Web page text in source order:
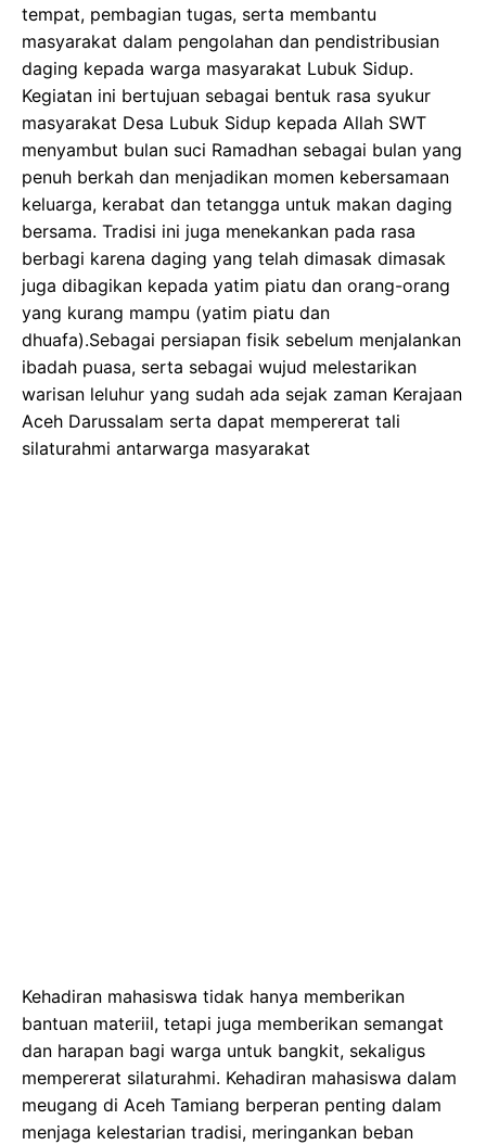
tempat, pembagian tugas, serta membantu
masyarakat dalam pengolahan dan pendistribusian
daging kepada warga masyarakat Lubuk Sidup.
Kegiatan ini bertujuan sebagai bentuk rasa syukur
masyarakat Desa Lubuk Sidup kepada Allah SWT
menyambut bulan suci Ramadhan sebagai bulan yang
penuh berkah dan menjadikan momen kebersamaan
keluarga, kerabat dan tetangga untuk makan daging
bersama. Tradisi ini juga menekankan pada rasa
berbagi karena daging yang telah dimasak dimasak
juga dibagikan kepada yatim piatu dan orang-orang
yang kurang mampu (yatim piatu dan
dhuafa).Sebagai persiapan fisik sebelum menjalankan
ibadah puasa, serta sebagai wujud melestarikan
warisan leluhur yang sudah ada sejak zaman Kerajaan
Aceh Darussalam serta dapat mempererat tali
silaturahmi antarwarga masyarakat
Kehadiran mahasiswa tidak hanya memberikan
bantuan materiil, tetapi juga memberikan semangat
dan harapan bagi warga untuk bangkit, sekaligus
mempererat silaturahmi. Kehadiran mahasiswa dalam
meugang di Aceh Tamiang berperan penting dalam
menjaga kelestarian tradisi, meringankan beban